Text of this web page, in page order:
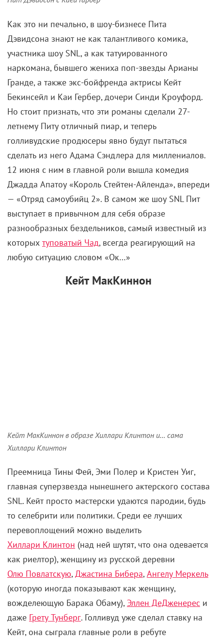
Как это ни печально, в шоу-бизнесе Пита
Дэвидсона знают не как талантливого комика,
участника шоу SNL, а как татуированного
наркомана, бывшего жениха поп-звезды Арианы
Гранде, а также экс-бойфренда актрисы Кейт
Бекинсейл и Каи Гербер, дочери Синди Кроуфорд.
Но стоит признать, что эти романы сделали 27-
летнему Питу отличный пиар, и теперь
голливудские продюсеры явно будут пытаться
сделать из него Адама Сэндлера для миллениалов.
12 июня с ним в главной роли вышла комедия
Джадда Апатоу «Король Стейтен-Айленда», впереди
— «Отряд самоубийц 2». В самом же шоу SNL Пит
выступает в привычном для себя образе
разнообразных бездельников, самый известный из
которых туповатый Чад, всегда реагирующий на
любую ситуацию словом «Ок…»
Кейт МакКиннон
Кейт МакКиннон в образе Хиллари Клинтон и… сама
Хиллари Клинтон
Преемница Тины Фей, Эми Полер и Кристен Уиг,
главная суперзвезда нынешнего актерского состава
SNL. Кейт просто мастерски удаются пародии, будь
то селебрити или политики. Среди ее лучших
перевоплощений можно выделить
Хиллари Клинтон (над ней шутят, что она одевается
как риелтор), женщину из русской деревни
Олю Повлатскую, Джастина Бибера, Ангелу Меркель
(которую иногда показывают как женщину,
вожделеющую Барака Обаму), Эллен ДеДженерес и
даже Грету Тунберг. Голливуд уже сделал ставку на
Кейт, она сыграла главные роли в ребуте